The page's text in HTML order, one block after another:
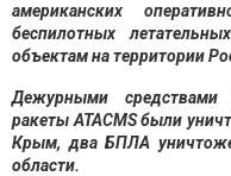
американских
беспилотных
объектам на территории
Дежурными средствами
ракеты ATACMS были
Крым, два БПЛА
области.